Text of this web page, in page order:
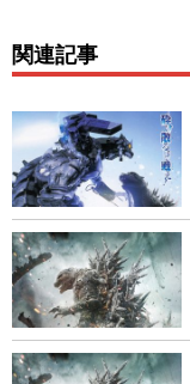
関連記事